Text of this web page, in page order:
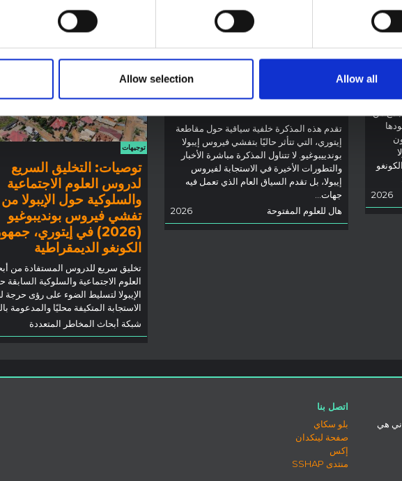
Allow selection Allow all
من
2026
ملاحظة سياقية حول تفشي
تقدم هذه المذكرة خلفية سياقية حول مقاطعة
إيتوري، التي تتأثر حاليًا بتفشي فيروس إيبولا
بوندييبوغيو. لا تتناول المذكرة مباشرة الأخبار
والتطورات الأخيرة في الاستجابة لفيروس
إيبولا، بل تقدم السياق العام الذي تعمل فيه
جهات...
هال للعلوم المفتوحة
2026
توجيهات
توصيات: التخليق السريع
لدروس العلوم الاجتماعية
والسلوكية حول الإيبولا
تفشي فيروس بونديبوغيو
(2026) في إيتوري،
الكونغو الديمقراطية
تخليق سريع للدروس المستفادة من
العلوم الاجتماعية والسلوكية السابقة
الإيبولا لتسليط الضوء على رؤى حرجة
الاستجابة المتكيفة محليًا والمدعومة
شبكة أبحاث المخاطر المتعددة
هي
اتصل بنا
بلو سكاي
صفحة لينكدان
إكس
منتدى SSHAP